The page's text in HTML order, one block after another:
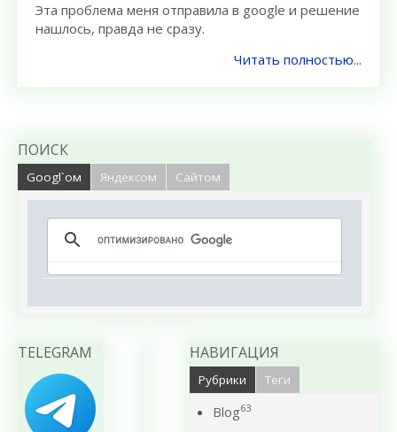
Эта проблема меня отправила в google и решение
нашлось, правда не сразу.
Читать полностью...
ПОИСК
Googl`ом Яндексом Сайтом
TELEGRAM НАВИГАЦИЯ
Рубрики Теги
Blog63